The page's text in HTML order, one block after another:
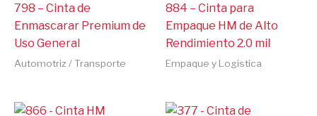
798 – Cinta de
Enmascarar Premium de
Uso General
Automotriz / Transporte
884 – Cinta para
Empaque HM de Alto
Rendimiento 2.0 mil
Empaque y Logistica